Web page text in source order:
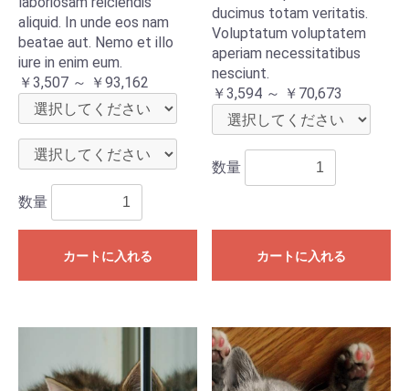
aliquid. In unde eos nam
beatae aut. Nemo et illo
iure in enim eum.
￥3,507 ～ ￥93,162
数量
カートに入れる
ducimus totam veritatis.
Voluptatum voluptatem
aperiam necessitatibus
nesciunt.
￥3,594 ～ ￥70,673
数量
カートに入れる